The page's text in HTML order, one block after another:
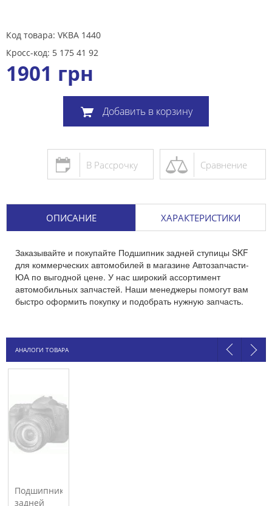
Код товара: VKBA 1440
Кросс-код: 5 175 41 92
1901 грн
Добавить в корзину
Сравнение
В Рассрочку
ОПИСАНИЕ ХАРАКТЕРИСТИКИ
Заказывайте и покупайте Подшипник задней ступицы SKF
для коммерческих автомобилей в магазине Автозапчасти-
ЮА по выгодной цене. У нас широкий ассортимент
автомобильных запчастей. Наши менеджеры помогут вам
быстро оформить покупку и подобрать нужную запчасть.
АНАЛОГИ ТОВАРА
Подшипник
задней